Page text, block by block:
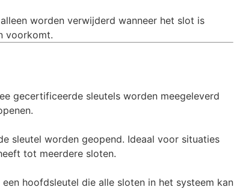
worden verwijderd wanneer het slot is
voorkomt.
gecertificeerde sleutels worden meegeleverd
sleutel worden geopend. Ideaal voor situaties
tot meerdere sloten.
hoofdsleutel die alle sloten in het systeem kan